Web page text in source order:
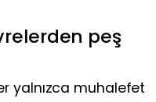
peş
yalnızca muhalefet